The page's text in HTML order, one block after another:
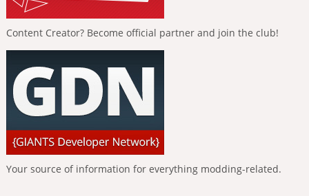
Content Creator? Become official partner and join the club!
Your source of information for everything modding-related.